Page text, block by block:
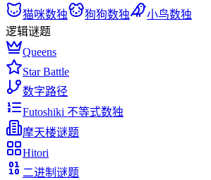
猫咪数独
狗狗数独
小鸟数独
逻辑谜题
Queens
Star Battle
数字路径
Futoshiki 不等式数独
摩天楼谜题
Hitori
二进制谜题